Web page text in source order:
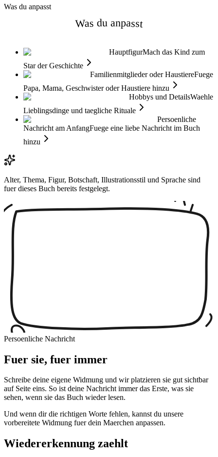
Was du anpasst
Was du anpasst
HauptfigurMach das Kind zum
Star der Geschichte
Familienmitglieder oder HaustiereFuege
Papa, Mama, Geschwister oder Haustiere hinzu
Hobbys und DetailsWaehle
Lieblingsdinge und taegliche Rituale
Persoenliche
Nachricht am AnfangFuege eine liebe Nachricht im Buch
hinzu
Alter, Thema, Figur, Botschaft, Illustrationsstil und Sprache sind
fuer dieses Buch bereits festgelegt.
Persoenliche Nachricht
Fuer sie, fuer immer
Schreibe deine eigene Widmung und wir platzieren sie gut sichtbar
auf Seite eins. So ist deine Nachricht immer das Erste, was sie
sehen, wenn sie das Buch wieder lesen.
Und wenn dir die richtigen Worte fehlen, kannst du unsere
vorbereitete Widmung fuer dein Maerchen anpassen.
Wiedererkennung zaehlt